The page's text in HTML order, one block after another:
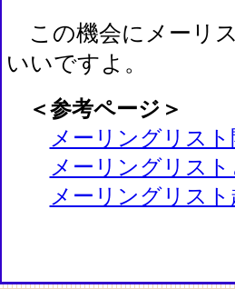
この機会にメーリ
いいですよ。
＜参考ページ＞
メーリングリス
メーリングリス
メーリングリス